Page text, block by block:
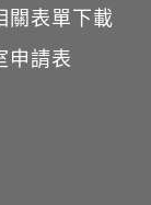
關表單下載
申請表